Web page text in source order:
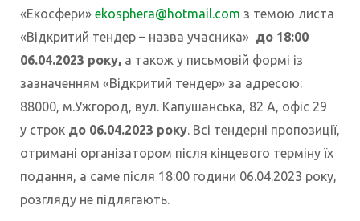
«Екосфери» ekosphera@hotmail.com з темою листа
«Відкритий тендер – назва учасника» до 18:00
06.04.2023 року, а також у письмовій формі із
зазначенням «Відкритий тендер» за адресою:
88000, м.Ужгород, вул. Капушанська, 82 А, офіс 29
у строк до 06.04.2023 року. Всі тендерні пропозиції,
отримані організатором після кінцевого терміну їх
подання, а саме після 18:00 години 06.04.2023 року,
розгляду не підлягають.